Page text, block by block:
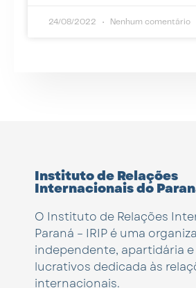
24/08/2022 Nenhum comentário
Instituto de Relações
Internacionais do
O Instituto de Relações
Paraná – IRIP é uma
independente, apartidária
lucrativos dedicada às
internacionais.